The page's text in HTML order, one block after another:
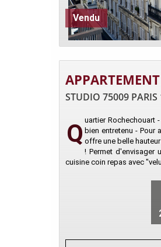
Vendu
STUDIO 75009 PARIS
Q uartier Rochechouart
bien entretenu - Pour
offre une belle
! Permet d'envisager
cuisine coin repas avec